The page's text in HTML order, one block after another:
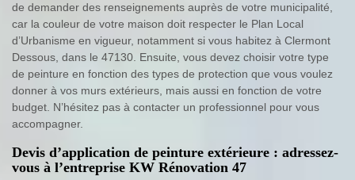
de demander des renseignements auprès de votre municipalité,
car la couleur de votre maison doit respecter le Plan Local
d’Urbanisme en vigueur, notamment si vous habitez à Clermont
Dessous, dans le 47130. Ensuite, vous devez choisir votre type
de peinture en fonction des types de protection que vous voulez
donner à vos murs extérieurs, mais aussi en fonction de votre
budget. N’hésitez pas à contacter un professionnel pour vous
accompagner.
Devis d’application de peinture extérieure : adressez-
vous à l’entreprise KW Rénovation 47